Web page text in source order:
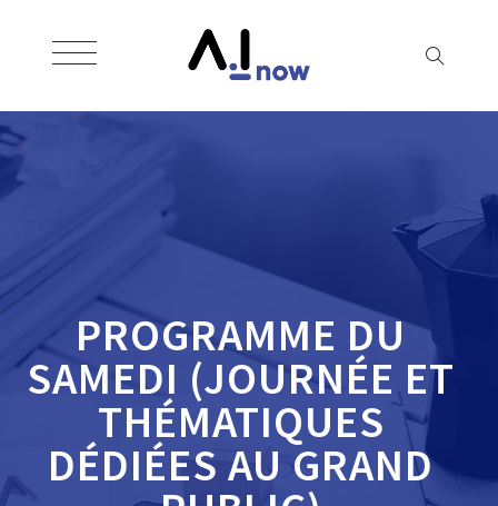
PROGRAMME DU
SAMEDI (JOURNÉE ET
THÉMATIQUES
DÉDIÉES AU GRAND